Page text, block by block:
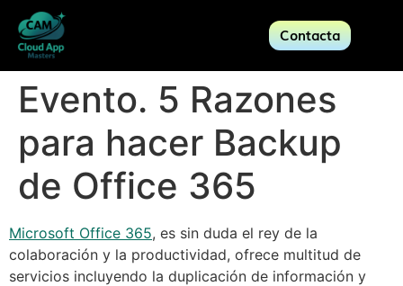
Contacta
Evento. 5 Razones
para hacer Backup
de Office 365
Microsoft Office 365, es sin duda el rey de la
colaboración y la productividad, ofrece multitud de
servicios incluyendo la duplicación de información y